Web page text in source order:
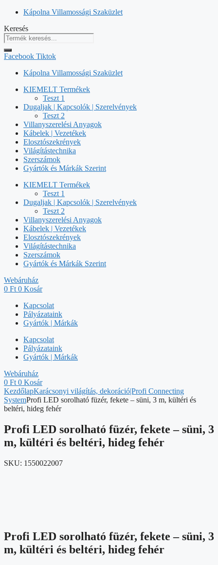
Kilépés
tartalomba
Kápolna Villamossági Szaküzlet
Keresés
Facebook Tiktok
Kápolna Villamossági Szaküzlet
KIEMELT Termékek
Teszt 1
Dugaljak | Kapcsolók | Szerelvények
Teszt 2
Villanyszerelési Anyagok
Kábelek | Vezetékek
Elosztószekrények
Világítástechnika
Szerszámok
Gyártók és Márkák Szerint
KIEMELT Termékek
Teszt 1
Dugaljak | Kapcsolók | Szerelvények
Teszt 2
Villanyszerelési Anyagok
Kábelek | Vezetékek
Elosztószekrények
Világítástechnika
Szerszámok
Gyártók és Márkák Szerint
Webáruház
0 Ft 0 Kosár
Kapcsolat
Pályázataink
Gyártók | Márkák
Kapcsolat
Pályázataink
Gyártók | Márkák
Webáruház
0 Ft 0 Kosár
KezdőlapKarácsonyi világítás, dekoráció|Profi Connecting
SystemProfi LED sorolható füzér, fekete – süni, 3 m, kültéri és
beltéri, hideg fehér
Profi LED sorolható füzér, fekete – süni, 3
m, kültéri és beltéri, hideg fehér
SKU: 1550022007
Profi LED sorolható füzér, fekete – süni, 3
m, kültéri és beltéri, hideg fehér